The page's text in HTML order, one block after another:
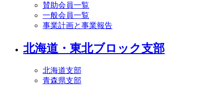
賛助会員一覧
一般会員一覧
事業計画と事業報告
北海道・東北ブロック支部
北海道支部
青森県支部